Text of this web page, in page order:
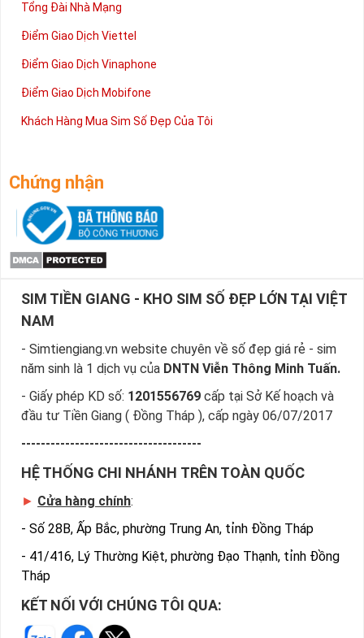
Tổng Đài Nhà Mạng
Điểm Giao Dịch Viettel
Điểm Giao Dịch Vinaphone
Điểm Giao Dịch Mobifone
Khách Hàng Mua Sim Số Đẹp Của Tôi
Chứng nhận
SIM TIỀN GIANG - KHO SIM SỐ ĐẸP LỚN TẠI VIỆT
NAM
- Simtiengiang.vn website chuyên về số đẹp giá rẻ - sim
năm sinh là 1 dịch vụ của DNTN Viễn Thông Minh Tuấn.
- Giấy phép KD số: 1201556769 cấp tại Sở Kế hoạch và
đầu tư Tiền Giang ( Đồng Tháp ), cấp ngày 06/07/2017
-------------------------------------
HỆ THỐNG CHI NHÁNH TRÊN TOÀN QUỐC
► Cửa hàng chính:
- Số 28B, Ấp Bắc, phường Trung An, tỉnh Đồng Tháp
- 41/416, Lý Thường Kiệt, phường Đạo Thạnh, tỉnh Đồng
Tháp
KẾT NỐI VỚI CHÚNG TÔI QUA: